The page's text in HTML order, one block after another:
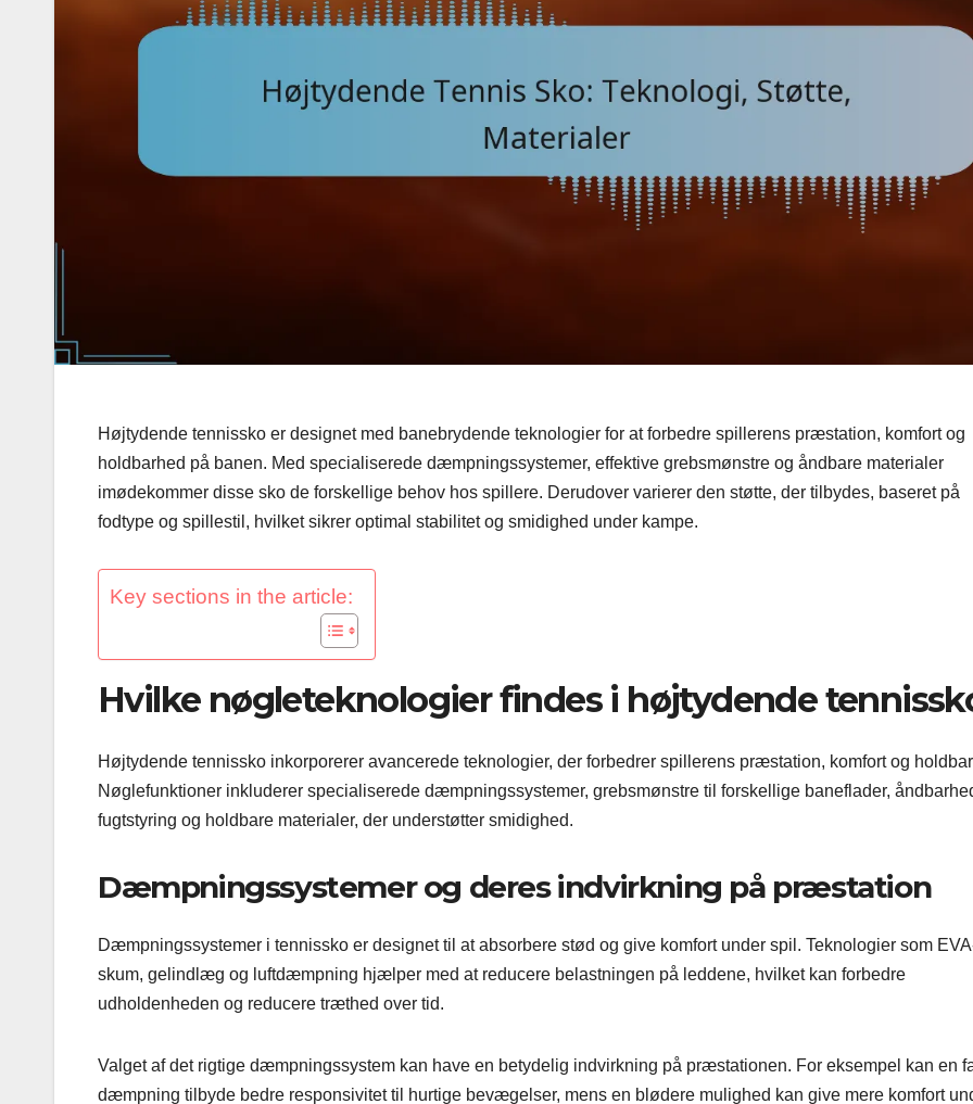
Højtydende tennissko er designet med banebrydende teknologier for at forbedre spillerens præstation, komfort og
holdbarhed på banen. Med specialiserede dæmpningssystemer, effektive grebsmønstre og åndbare materialer
imødekommer disse sko de forskellige behov hos spillere. Derudover varierer den støtte, der tilbydes, baseret på
fodtype og spillestil, hvilket sikrer optimal stabilitet og smidighed under kampe.
Key sections in the article:
Hvilke nøgleteknologier findes i højtydende
Højtydende tennissko inkorporerer avancerede teknologier, der forbedrer spillerens præstation, komfort og
Nøglefunktioner inkluderer specialiserede dæmpningssystemer, grebsmønstre til forskellige baneflader,
fugtstyring og holdbare materialer, der understøtter smidighed.
Dæmpningssystemer og deres indvirkning på præstation
Dæmpningssystemer i tennissko er designet til at absorbere stød og give komfort under spil. Teknologier som
skum, gelindlæg og luftdæmpning hjælper med at reducere belastningen på leddene, hvilket kan forbedre
udholdenheden og reducere træthed over tid.
Valget af det rigtige dæmpningssystem kan have en betydelig indvirkning på præstationen. For eksempel kan en
dæmpning tilbyde bedre responsivitet til hurtige bevægelser, mens en blødere mulighed kan give mere komfort